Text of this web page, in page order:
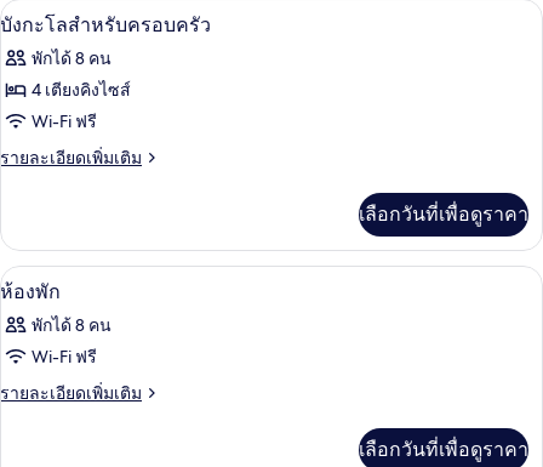
เปิด
ภาพถ่าย
ทั้งหมด
ของ
บังกะโล
9
บังกะโลสำหรับครอบครัว
พักได้ 8 คน
4 เตียงคิงไซส์
Wi-Fi ฟรี
รายละเอียดเพิ่มเติม
ราย
เกี่ยว
กับ
บังกะโล
ครอบครัว
เลือกวันที่เพื่อดูราคา
เปิด
ภาพถ่าย
ทั้งหมด
ของ
9
ห้องพัก
พักได้ 8 คน
Wi-Fi ฟรี
รายละเอียดเพิ่มเติม
ราย
เลือกวันที่เพื่อดูราคา